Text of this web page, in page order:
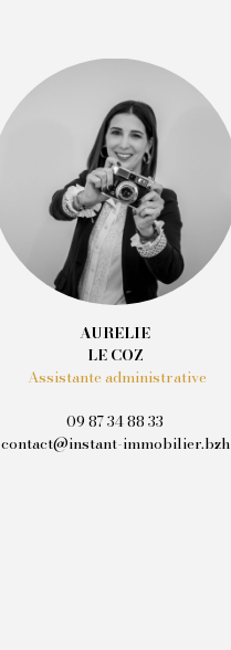
AURELIE
LE COZ
Assistante administrative
09 87 34 88 33
contact@instant-immobilier.bzh